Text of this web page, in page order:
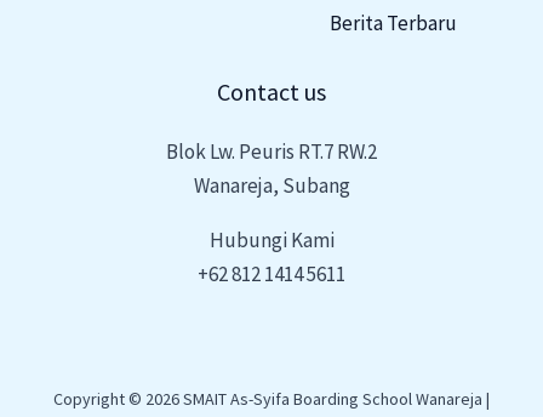
Berita Terbaru
Contact us
Blok Lw. Peuris RT.7 RW.2
Wanareja, Subang
Hubungi Kami
+62 812 1414 5611
Copyright © 2026 SMAIT As-Syifa Boarding School Wanareja |